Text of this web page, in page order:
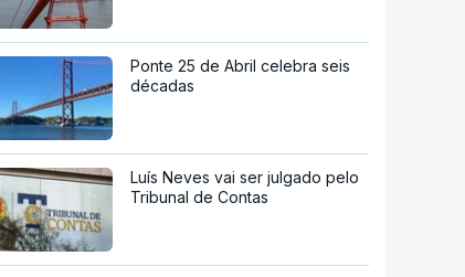
Ponte 25 de Abril celebra seis
décadas
Luís Neves vai ser julgado pelo
Tribunal de Contas